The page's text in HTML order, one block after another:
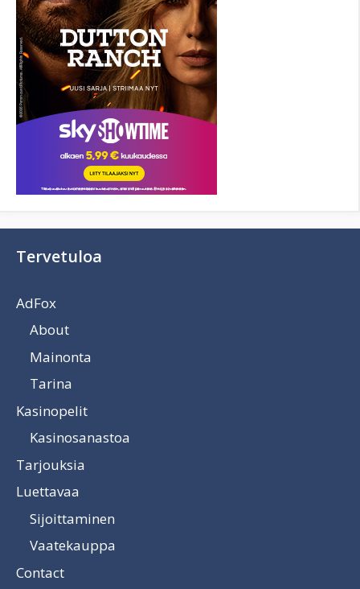
Tervetuloa
AdFox
About
Mainonta
Tarina
Kasinopelit
Kasinosanastoa
Tarjouksia
Luettavaa
Sijoittaminen
Vaatekauppa
Contact